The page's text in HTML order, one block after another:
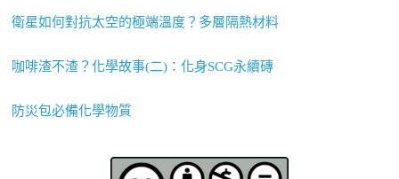
衛星如何對抗太空的極端溫度？多層隔熱材料
咖啡渣不渣？化學故事(二)：化身SCG永續磚
防災包必備化學物質